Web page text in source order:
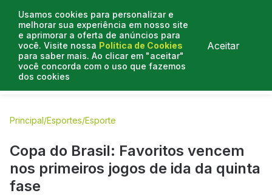
Usamos cookies para personalizar e
melhorar sua experiência em nosso site
e aprimorar a oferta de anúncios para
você. Visite nossa Política de Cookies
para saber mais. Ao clicar em "aceitar"
você concorda com o uso que fazemos
dos cookies
Aceitar
E.C Bahia
Principal/Esportes/Esporte
Copa do Brasil: Favoritos vencem
nos primeiros jogos de ida da quinta
fase